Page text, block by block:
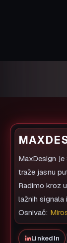
MaxDesign
traže jasnu
Radimo kroz
lažnih signala
Osnivač:
LinkedIn